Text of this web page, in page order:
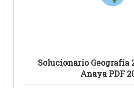
Solucionario Geografía
Anaya PDF